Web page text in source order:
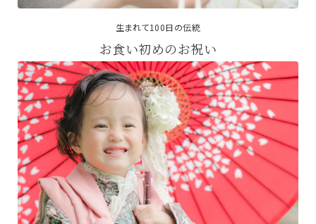
生まれて100日の伝統
お食い初めのお祝い